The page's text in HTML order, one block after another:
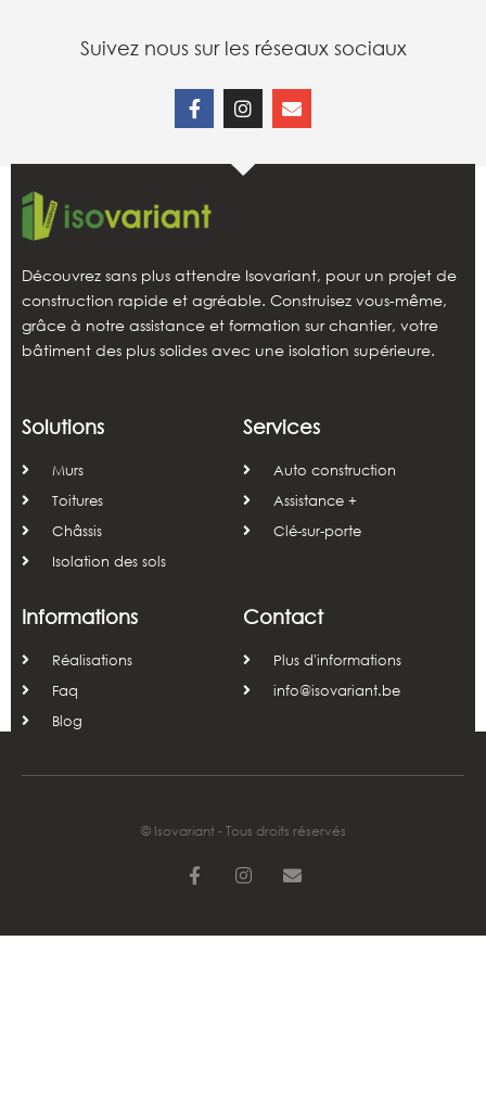
Suivez nous sur les réseaux sociaux
Découvrez sans plus attendre Isovariant, pour un projet de
construction rapide et agréable. Construisez vous-même,
grâce à notre assistance et formation sur chantier, votre
bâtiment des plus solides avec une isolation supérieure.
Solutions
Murs
Toitures
Châssis
Isolation des sols
Services
Auto construction
Assistance +
Clé-sur-porte
Informations
Réalisations
Faq
Blog
Contact
Plus d'informations
info@isovariant.be
© Isovariant - Tous droits réservés